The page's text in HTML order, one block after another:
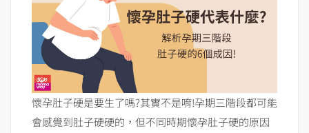
懷孕肚子硬是要生了嗎?其實不是唷!孕期三階段都可能
會感覺到肚子硬硬的，但不同時期懷孕肚子硬的原因